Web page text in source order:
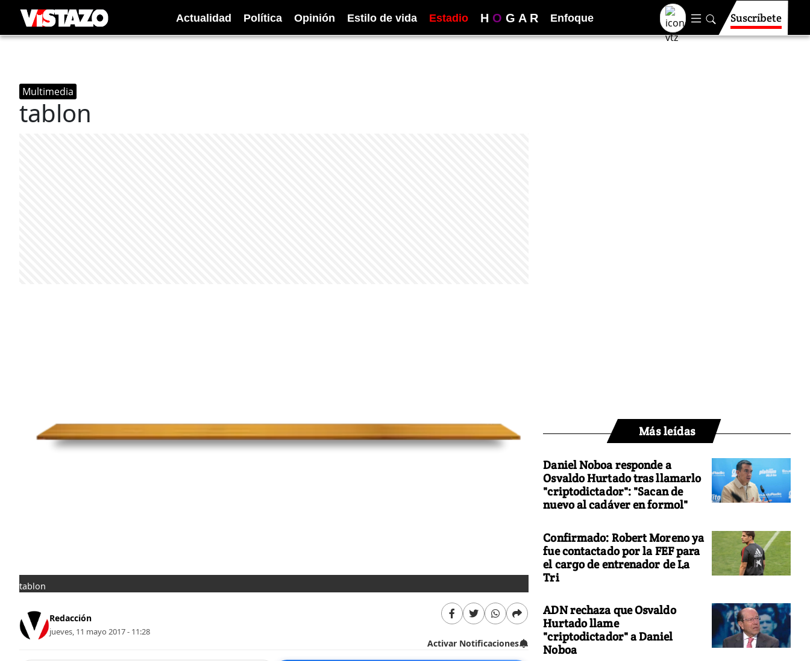
Actualidad Política Opinión Estilo de vida Estadio H O G A R Enfoque Suscríbete
Multimedia
tablon
tablon
Redacción
jueves, 11 mayo 2017 - 11:28
Activar Notificaciones
Más leídas
Daniel Noboa responde a
Osvaldo Hurtado tras llamarlo
"criptodictador": "Sacan de
nuevo al cadáver en formol"
Confirmado: Robert Moreno ya
fue contactado por la FEF para
el cargo de entrenador de La
Tri
ADN rechaza que Osvaldo
Hurtado llame
"criptodictador" a Daniel
Noboa